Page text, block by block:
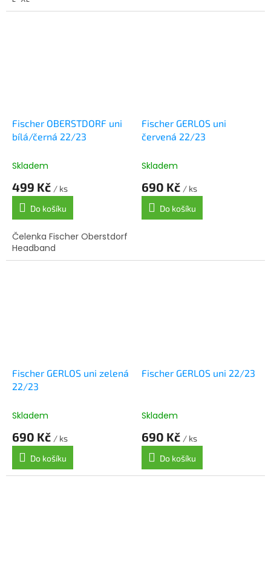
Fischer OBERSTDORF uni
bílá/černá 22/23
Skladem
499 Kč / ks
Do košíku
Čelenka Fischer Oberstdorf
Headband
Fischer GERLOS uni
červená 22/23
Skladem
690 Kč / ks
Do košíku
Fischer GERLOS uni zelená
22/23
Skladem
690 Kč / ks
Do košíku
Fischer GERLOS uni 22/23
Skladem
690 Kč / ks
Do košíku